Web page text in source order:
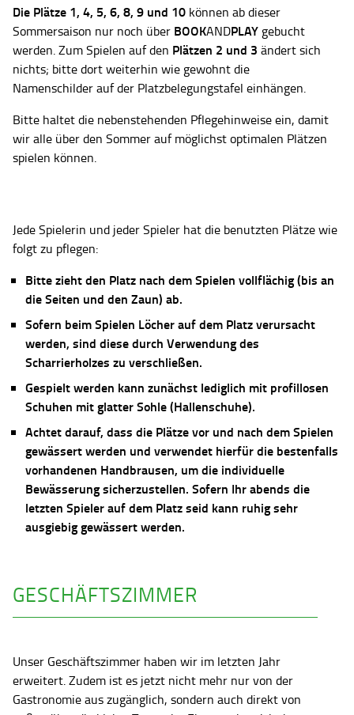
Die Plätze 1, 4, 5, 6, 8, 9 und 10 können ab dieser
Sommersaison nur noch über BOOKANDPLAY gebucht
werden. Zum Spielen auf den Plätzen 2 und 3 ändert sich
nichts; bitte dort weiterhin wie gewohnt die
Namenschilder auf der Platzbelegungstafel einhängen.
Bitte haltet die nebenstehenden Pflegehinweise ein, damit
wir alle über den Sommer auf möglichst optimalen Plätzen
spielen können.
Jede Spielerin und jeder Spieler hat die benutzten Plätze wie
folgt zu pflegen:
Bitte zieht den Platz nach dem Spielen vollflächig (bis an
die Seiten und den Zaun) ab.
Sofern beim Spielen Löcher auf dem Platz verursacht
werden, sind diese durch Verwendung des
Scharrierholzes zu verschließen.
Gespielt werden kann zunächst lediglich mit profillosen
Schuhen mit glatter Sohle (Hallenschuhe).
Achtet darauf, dass die Plätze vor und nach dem Spielen
gewässert werden und verwendet hierfür die bestenfalls
vorhandenen Handbrausen, um die individuelle
Bewässerung sicherzustellen. Sofern Ihr abends die
letzten Spieler auf dem Platz seid kann ruhig sehr
ausgiebig gewässert werden.
GESCHÄFTSZIMMER
Unser Geschäftszimmer haben wir im letzten Jahr
erweitert. Zudem ist es jetzt nicht mehr nur von der
Gastronomie aus zugänglich, sondern auch direkt von